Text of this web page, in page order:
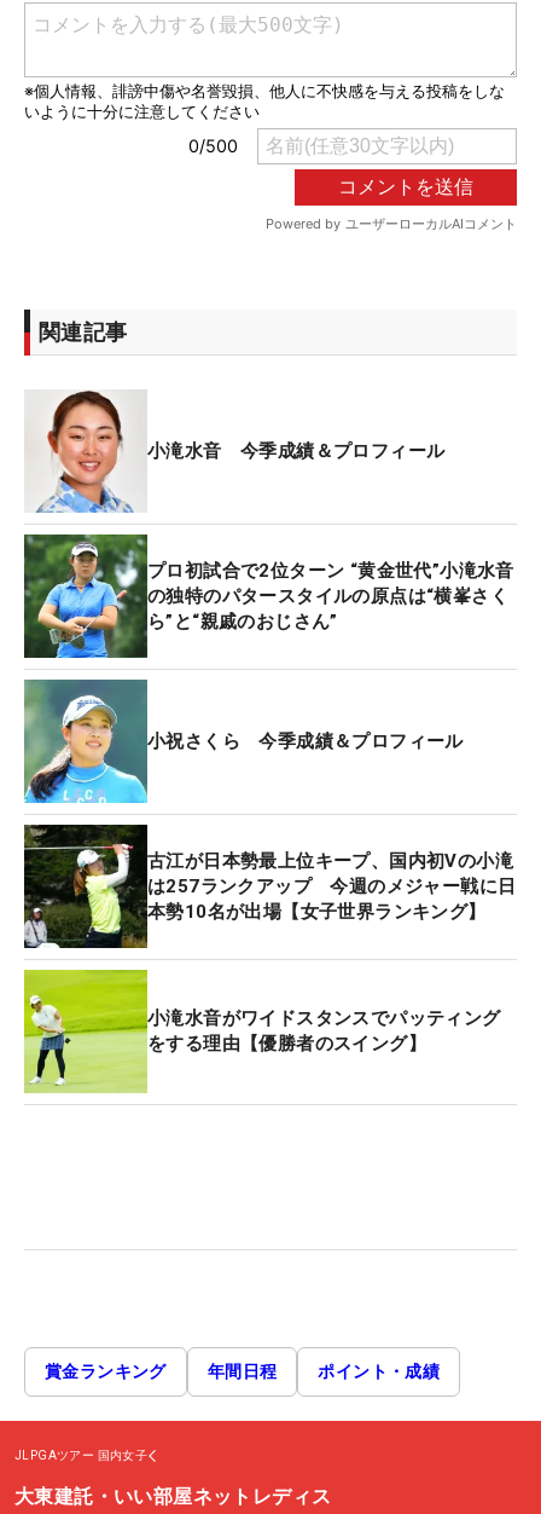
関連記事
小滝水音 今季成績＆プロフィール
プロ初試合で2位ターン “黄金世代”小滝水音
の独特のパタースタイルの原点は“横峯さく
ら”と“親戚のおじさん”
小祝さくら 今季成績＆プロフィール
古江が日本勢最上位キープ、国内初Vの小滝
は257ランクアップ 今週のメジャー戦に日
本勢10名が出場【女子世界ランキング】
小滝水音がワイドスタンスでパッティング
をする理由【優勝者のスイング】
賞金ランキング 年間日程 ポイント・成績
JLPGAツアー 国内女子
大東建託・いい部屋ネットレディス